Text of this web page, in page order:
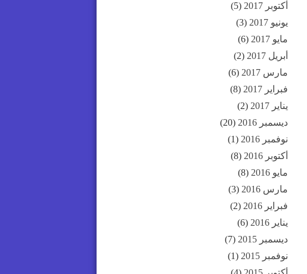
أكتوبر 2017
(5)
يونيو 2017
(3)
مايو 2017
(6)
أبريل 2017
(2)
مارس 2017
(6)
فبراير 2017
(8)
يناير 2017
(2)
ديسمبر 2016
(20)
نوفمبر 2016
(1)
أكتوبر 2016
(8)
مايو 2016
(8)
مارس 2016
(3)
فبراير 2016
(2)
يناير 2016
(6)
ديسمبر 2015
(7)
نوفمبر 2015
(1)